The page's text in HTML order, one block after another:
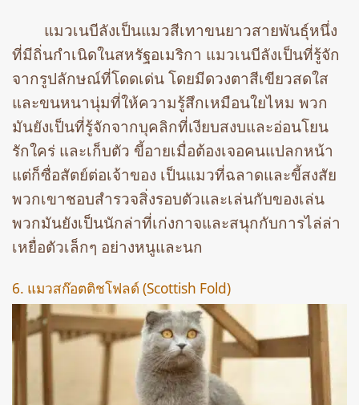
แมวเนบีลังเป็นแมวสีเทาขนยาวสายพันธุ์หนึ่ง
ที่มีถิ่นกำเนิดในสหรัฐอเมริกา แมวเนบีลังเป็นที่รู้จัก
จากรูปลักษณ์ที่โดดเด่น โดยมีดวงตาสีเขียวสดใส
และขนหนานุ่มที่ให้ความรู้สึกเหมือนใยไหม พวก
มันยังเป็นที่รู้จักจากบุคลิกที่เงียบสงบและอ่อนโยน
รักใคร่ และเก็บตัว ขี้อายเมื่อต้องเจอคนแปลกหน้า
แต่ก็ซื่อสัตย์ต่อเจ้าของ เป็นแมวที่ฉลาดและขี้สงสัย
พวกเขาชอบสำรวจสิ่งรอบตัวและเล่นกับของเล่น
พวกมันยังเป็นนักล่าที่เก่งกาจและสนุกกับการไล่ล่า
เหยื่อตัวเล็กๆ อย่างหนูและนก
6. แมวสก๊อตติชโฟลด์ (Scottish Fold)